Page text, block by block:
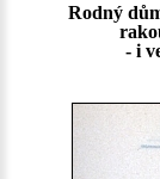
Rodný
- i